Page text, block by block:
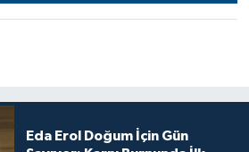
Eda Erol Doğum İçin Gün